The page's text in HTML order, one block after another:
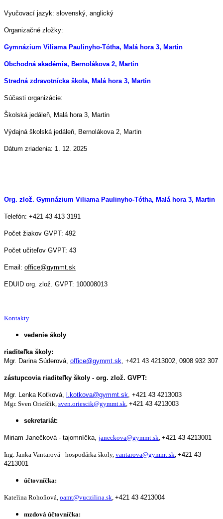
Vyučovací jazyk: slovenský, anglický
Organizačné zložky:
Gymnázium Viliama Paulinyho-Tótha, Malá hora 3, Martin
Obchodná akadémia, Bernolákova 2, Martin
Stredná zdravotnícka škola, Malá hora 3, Martin
Súčasti organizácie:
Školská jedáleň, Malá hora 3, Martin
Výdajná školská jedáleň, Bernolákova 2, Martin
Dátum zriadenia: 1. 12. 2025
Org. zlož. Gymnázium Viliama Paulinyho-Tótha, Malá hora 3, Martin
Telefón: +421 43 413 3191
Počet žiakov GVPT: 492
Počet učiteľov GVPT: 43
Email: office@gymmt.sk
EDUID org. zlož. GVPT: 100008013
Kontakty
vedenie školy
riaditeľka školy:
Mgr. Darina Súderová, office@gymmt.sk, +421 43 4213002, 0908 932 307
zástupcovia riaditeľky školy - org. zlož. GVPT:
Mgr. Lenka Koťková, l.kotkova@gymmt.sk, +421 43 4213003
Mgr. Sven Orieščik, sven.oriescik@gymmt.sk, +421 43 4213003
sekretariát:
Miriam Janečková - tajomníčka, janeckova@gymmt.sk, +421 43 4213001
Ing. Janka Vantarová - hospodárka školy, vantarova@gymmt.sk, +421 43
4213001
účtovníčka:
Kateřina Rohoňová, oamt@vuczilina.sk, +421 43 4213004
mzdová účtovníčka: